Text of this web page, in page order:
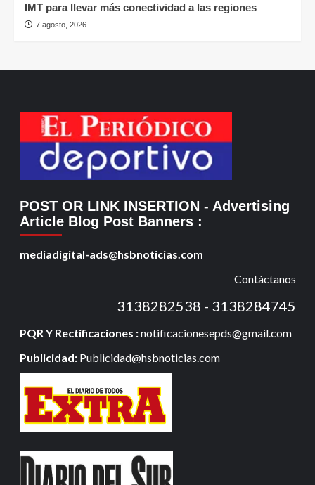
IMT para llevar más conectividad a las regiones
7 agosto, 2026
POST OR LINK INSERTION - Advertising
Article Blog Post Banners :
mediadigital-ads@hsbnoticias.com
Contáctanos
3138282538 - 3138284745
PQR Y Rectificaciones :notificacionesepds@gmail.com
Publicidad: Publicidad@hsbnoticias.com